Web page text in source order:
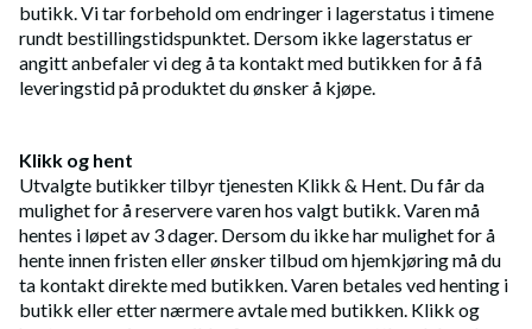
butikk. Vi tar forbehold om endringer i lagerstatus i timene
rundt bestillingstidspunktet. Dersom ikke lagerstatus er
angitt anbefaler vi deg å ta kontakt med butikken for å få
leveringstid på produktet du ønsker å kjøpe.
Klikk og hent
Utvalgte butikker tilbyr tjenesten Klikk & Hent. Du får da
mulighet for å reservere varen hos valgt butikk. Varen må
hentes i løpet av 3 dager. Dersom du ikke har mulighet for å
hente innen fristen eller ønsker tilbud om hjemkjøring må du
ta kontakt direkte med butikken. Varen betales ved henting i
butikk eller etter nærmere avtale med butikken. Klikk og